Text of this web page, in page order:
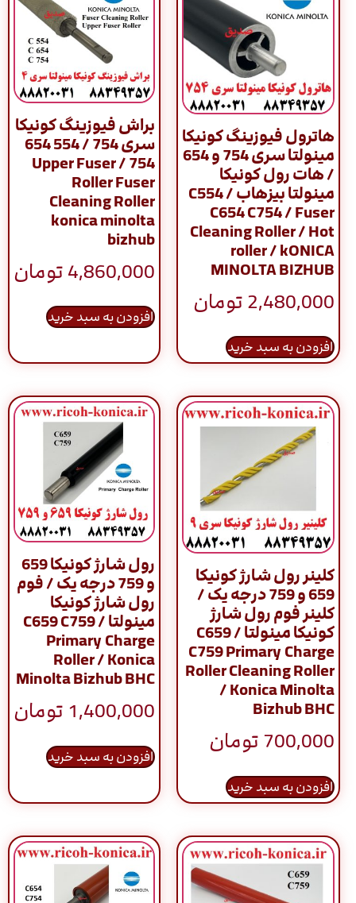
هاترول فیوزینگ کونیکا
مینولتا سری 754 و 654
/ هات رول کونیکا
مینولتا بیزهاب / C554
C654 C754 / Fuser
Cleaning Roller / Hot
roller / kONICA
MINOLTA BIZHUB
2,480,000تومان
افزودن به سبد خرید
براش فیوزینگ کونیکا
سری 754 / 554 654
754 / Upper Fuser
Roller Fuser
Cleaning Roller
konica minolta
bizhub
4,860,000تومان
افزودن به سبد خرید
کلینر رول شارژ کونیکا
659 و 759 درجه یک /
کلینر فوم رول شارژ
کونیکا مینولتا / C659
C759 Primary Charge
Roller Cleaning Roller
/ Konica Minolta
Bizhub BHC
700,000 تومان
افزودن به سبد خرید
رول شارژ کونیکا 659
و 759 درجه یک / فوم
رول شارژ کونیکا
مینولتا / C659 C759
Primary Charge
Roller / Konica
Minolta Bizhub BHC
1,400,000 تومان
افزودن به سبد خرید